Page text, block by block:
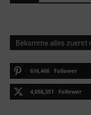
Bekomme alles zuerst
616,466 Follower
4,056,351 Follower